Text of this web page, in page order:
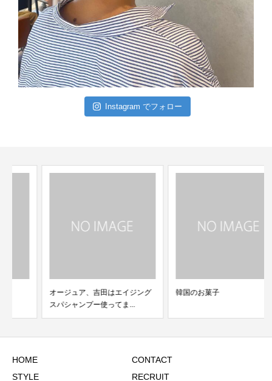
Instagram でフォロー
オージュア、吉田はエイジング
スパシャンプー使ってま...
韓国のお菓子
HOME
STYLE
CONTACT
RECRUIT